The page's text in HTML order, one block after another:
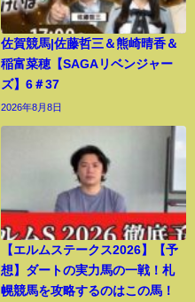
佐賀競馬|佐藤哲三＆熊崎晴香＆
稲富菜穂【SAGAリベンジャー
ズ】6＃37
2026年8月8日
【エルムステークス2026】【予
想】ダートの実力馬の一戦！札
幌競馬を攻略するのはこの馬！